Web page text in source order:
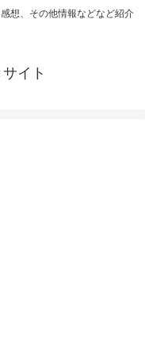
想、その他情報などなど紹介
イト